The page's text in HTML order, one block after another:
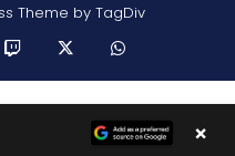
Theme by TagDiv
×